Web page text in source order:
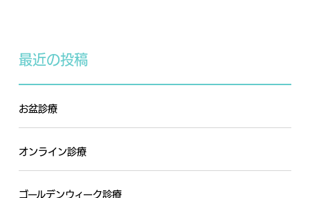
最近の投稿
お盆診療
オンライン診療
ゴールデンウィーク診療